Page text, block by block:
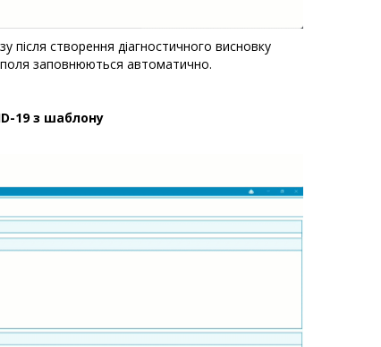
після створення діагностичного висновку
поля заповнюються автоматично.
19 з шаблону